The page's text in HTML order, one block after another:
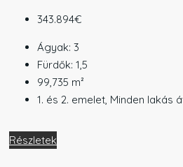
343.894€
Ágyak: 3
Fürdők: 1,5
99,735 m²
1. és 2. emelet, Minden lakás
Részletek